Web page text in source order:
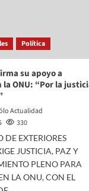
Política
su apoyo a
la ONU: “Por la
Actualidad
330
DE EXTERIORES
JUSTICIA, PAZ Y
PLENO PARA
LA ONU, CON EL